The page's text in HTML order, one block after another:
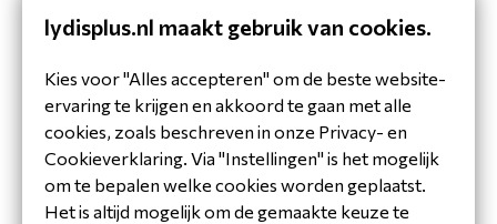
30 jaar ervaring in de branche
lydisplus.nl maakt gebruik van cookies.
Kies voor "Alles accepteren" om de beste website-
ervaring te krijgen en akkoord te gaan met alle
cookies, zoals beschreven in onze Privacy- en
Cookieverklaring. Via "Instellingen" is het mogelijk
om te bepalen welke cookies worden geplaatst.
Het is altijd mogelijk om de gemaakte keuze te